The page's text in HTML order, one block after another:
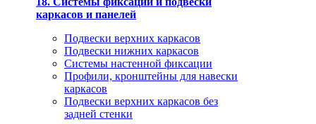
каркасов и панелей
Подвески верхних каркасов
Подвески нижних каркасов
Системы настенной фиксации
Профили, кронштейны для навески
каркасов
Подвески верхних каркасов без
задней стенки